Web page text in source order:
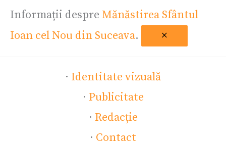
Informații despre Mănăstirea Sfântul
Ioan cel Nou din Suceava. ×
· Identitate vizuală
· Publicitate
· Redacție
· Contact